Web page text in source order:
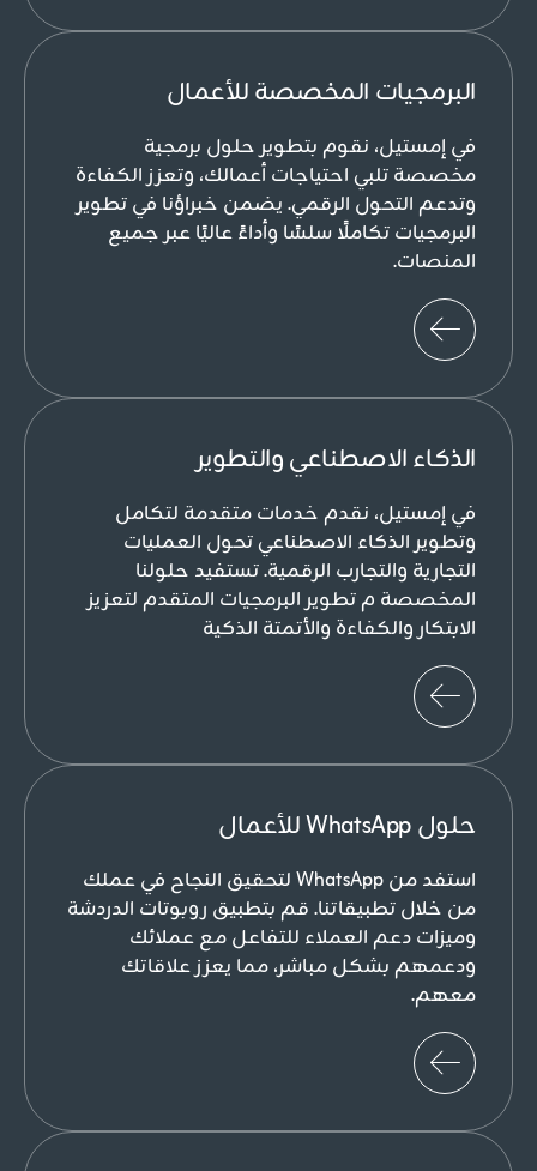
البرمجيات المخصصة للأعمال
في إمستيل، نقوم بتطوير حلول برمجية
مخصصة تلبي احتياجات أعمالك، وتعزز الكفاءة
وتدعم التحول الرقمي. يضمن خبراؤنا في تطوير
البرمجيات تكاملًا سلسًا وأداءً عاليًا عبر جميع
المنصات.
الذكاء الاصطناعي والتطوير
في إمستيل، نقدم خدمات متقدمة لتكامل
وتطوير الذكاء الاصطناعي تحول العمليات
التجارية والتجارب الرقمية. تستفيد حلولنا
المخصصة م تطوير البرمجيات المتقدم لتعزيز
الابتكار والكفاءة والأتمتة الذكية
حلول WhatsApp للأعمال
استفد من WhatsApp لتحقيق النجاح في عملك
من خلال تطبيقاتنا. قم بتطبيق روبوتات الدردشة
وميزات دعم العملاء للتفاعل مع عملائك
ودعمهم بشكل مباشر، مما يعزز علاقاتك
معهم.